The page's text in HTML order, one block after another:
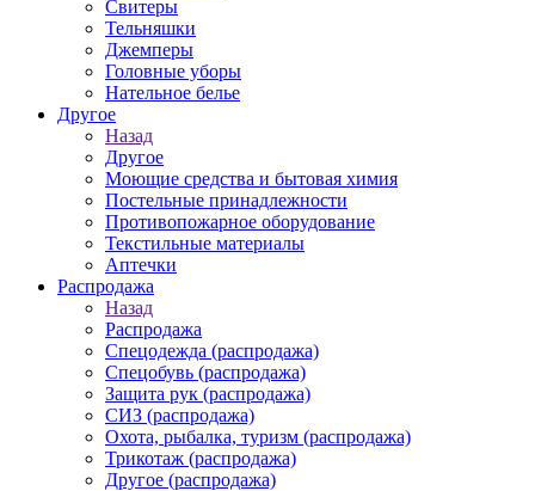
Свитеры
Тельняшки
Джемперы
Головные уборы
Нательное белье
Другое
Назад
Другое
Моющие средства и бытовая химия
Постельные принадлежности
Противопожарное оборудование
Текстильные материалы
Аптечки
Распродажа
Назад
Распродажа
Спецодежда (распродажа)
Спецобувь (распродажа)
Защита рук (распродажа)
СИЗ (распродажа)
Охота, рыбалка, туризм (распродажа)
Трикотаж (распродажа)
Другое (распродажа)